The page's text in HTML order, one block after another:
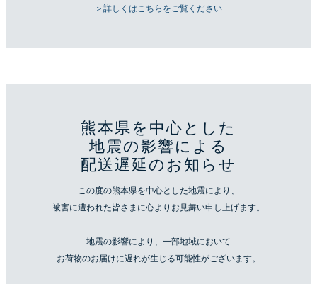
＞詳しくはこちらをご覧ください
熊本県を中心とした
地震の影響による
配送遅延のお知らせ
この度の熊本県を中心とした地震により、
被害に遭われた皆さまに心よりお見舞い申し上げます。
地震の影響により、一部地域において
お荷物のお届けに遅れが生じる可能性がございます。